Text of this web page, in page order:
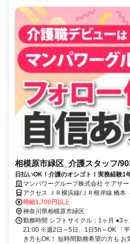
相模原市緑区_介護スタッフ/
日払いOK！介護のオシゴト！実務経験1
要！WEB・電話登録ＯＫ】
マンパワーグループ株式会社 ケアサ
アクセス ＪＲ横浜線/ＪＲ根岸線 橋本
ＪＲ相模線 橋本（神奈川県）北口徒
（神奈川県）北口徒歩約15分 車・バ
時給1,700円以上
神奈川県相模原市緑区
勤務時間 シフトサイクル：1ヶ月 ●3
21:00 ※週2日～5日、1日5h～OK 「
き方もOK！ 短時間勤務希望の方も お